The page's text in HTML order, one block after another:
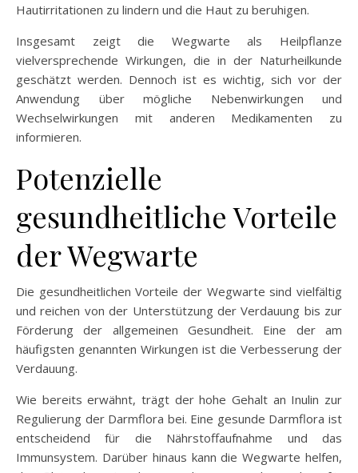
Hautirritationen zu lindern und die Haut zu beruhigen.
Insgesamt zeigt die Wegwarte als Heilpflanze
vielversprechende Wirkungen, die in der Naturheilkunde
geschätzt werden. Dennoch ist es wichtig, sich vor der
Anwendung über mögliche Nebenwirkungen und
Wechselwirkungen mit anderen Medikamenten zu
informieren.
Potenzielle
gesundheitliche Vorteile
der Wegwarte
Die gesundheitlichen Vorteile der Wegwarte sind vielfältig
und reichen von der Unterstützung der Verdauung bis zur
Förderung der allgemeinen Gesundheit. Eine der am
häufigsten genannten Wirkungen ist die Verbesserung der
Verdauung.
Wie bereits erwähnt, trägt der hohe Gehalt an Inulin zur
Regulierung der Darmflora bei. Eine gesunde Darmflora ist
entscheidend für die Nährstoffaufnahme und das
Immunsystem. Darüber hinaus kann die Wegwarte helfen,